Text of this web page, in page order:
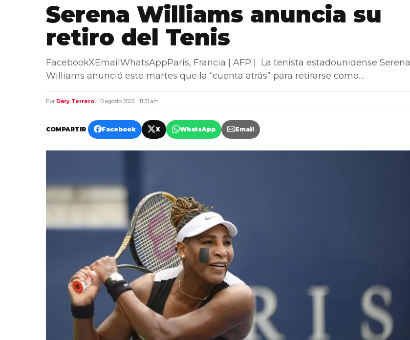
Serena Williams anuncia su
retiro del Tenis
FacebookXEmailWhatsAppParís, Francia | AFP | La tenista estadounidense Serena
Williams anunció este martes que la “cuenta atrás” para retirarse como…
Por Dary Terrero · 10 agosto 2022 · 11:51 am
COMPARTIR Facebook X WhatsApp Email